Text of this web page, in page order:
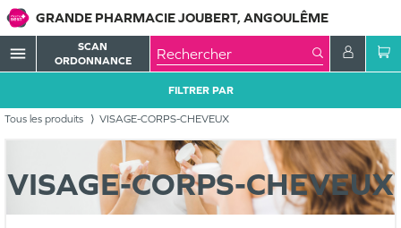
GRANDE PHARMACIE JOUBERT, ANGOULÊME
menu
SCAN
ORDONNANCE
Tous les produits VISAGE-CORPS-CHEVEUX
FILTRER PAR
VISAGE-CORPS-CHEVEUX